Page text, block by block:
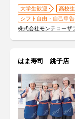
大学生歓迎 高校
シフト自由・自己申告
株式会社モンテローザ
はま寿司 銚子店